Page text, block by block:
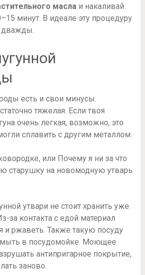
маслаи накаливай
минут. В идеале эту процедуру
дважды.
есть и свои минусы.
тяжелая. Если твоя
очень легкая, возможно, это
сплавить с другим металлом.
утвари не стоит хранить уже
за контакта с едой материал
и ржаветь. Также такую посуду
в посудомойке. Моющее
антипригарное покрытие,
заново.